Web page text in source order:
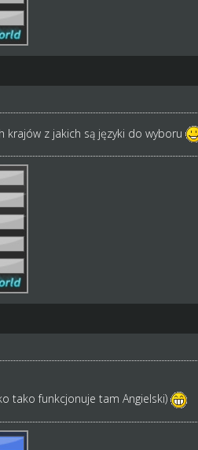
krajów z jakich są języki do wyboru
tako funkcjonuje tam Angielski)